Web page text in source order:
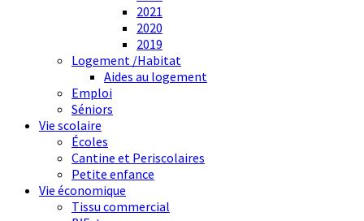
2021
2020
2019
Logement /Habitat
Aides au logement
Emploi
Séniors
Vie scolaire
Écoles
Cantine et Periscolaires
Petite enfance
Vie économique
Tissu commercial